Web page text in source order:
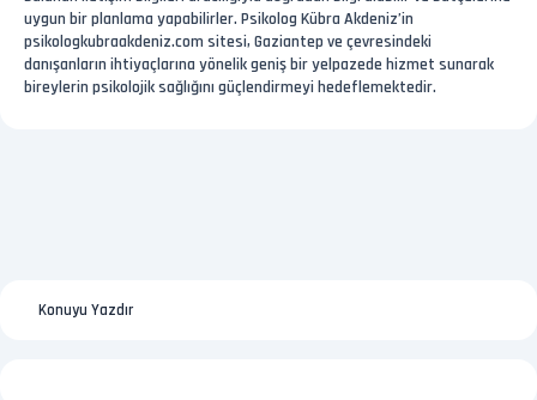
uygun bir planlama yapabilirler. Psikolog Kübra Akdeniz’in
psikologkubraakdeniz.com sitesi, Gaziantep ve çevresindeki
danışanların ihtiyaçlarına yönelik geniş bir yelpazede hizmet sunarak
bireylerin psikolojik sağlığını güçlendirmeyi hedeflemektedir.
Konuyu Yazdır